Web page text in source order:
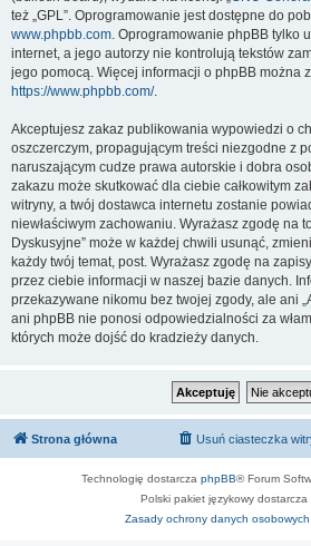
też „GPL”. Oprogramowanie jest dostępne do
www.phpbb.com. Oprogramowanie phpBB tylko
internet, a jego autorzy nie kontrolują tekstów
jego pomocą. Więcej informacji o phpBB można
https://www.phpbb.com/.
Akceptujesz zakaz publikowania wypowiedzi o
oszczerczym, propagującym treści niezgodne z
naruszającym cudze prawa autorskie i dobra
zakazu może skutkować dla ciebie całkowitym
witryny, a twój dostawca internetu zostanie
niewłaściwym zachowaniu. Wyrażasz zgodę na
Dyskusyjne” może w każdej chwili usunąć,
każdy twój temat, post. Wyrażasz zgodę na
przez ciebie informacji w naszej bazie danych.
przekazywane nikomu bez twojej zgody, ale ani
ani phpBB nie ponosi odpowiedzialności za
których może dojść do kradzieży danych.
Strona główna Usuń ciasteczka
Technologię dostarcza phpBB® Forum
Polski pakiet językowy dostarcza
Zasady ochrony danych osobowych